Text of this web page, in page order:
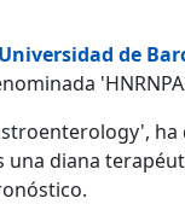
Universidad de
una diana